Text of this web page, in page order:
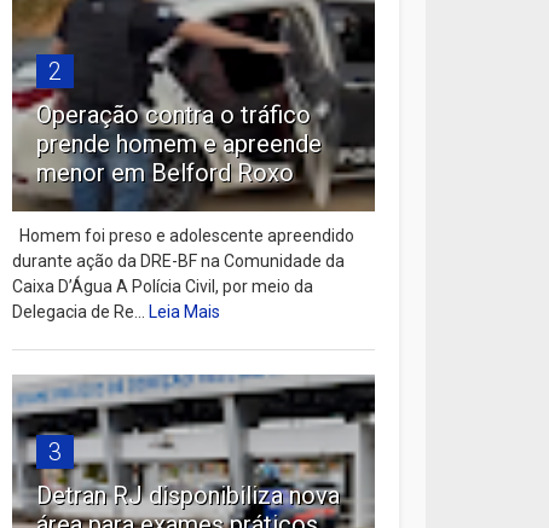
2
Operação contra o tráfico
prende homem e apreende
menor em Belford Roxo
Homem foi preso e adolescente apreendido
durante ação da DRE-BF na Comunidade da
Caixa D’Água A Polícia Civil, por meio da
Delegacia de Re...Leia Mais
3
Detran RJ disponibiliza nova